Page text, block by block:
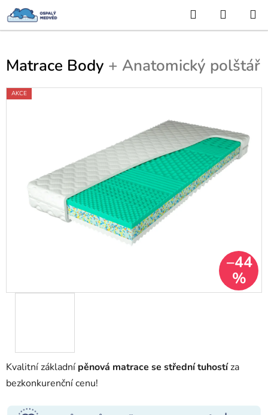
Přejít
Hledat
KOŠÍK
Kvalitní základní pěnová matrace se střední tuhostíza
bezkonkurenční cenu!
Matrace Body + Anatomický polštář
AKCE
–44
%